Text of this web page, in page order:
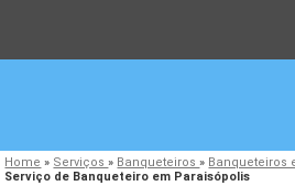
Home » Serviços» Banqueteiros» Banqueteiros
Serviço de Banqueteiro em Paraisópolis